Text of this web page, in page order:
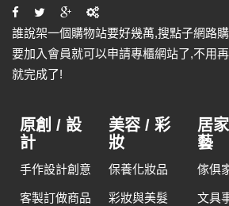
誰說架一個購物站要好幾萬,搜點子網路
要加入會員就可以申請專櫃網站了,不用
就完成了!
原創 / 設
計
手作設計創意
客製訂做商品
美容 / 彩
妝
保養化妝品
彩妝與美髮
居
藝
傢俱
文具